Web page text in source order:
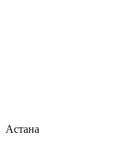
Астана